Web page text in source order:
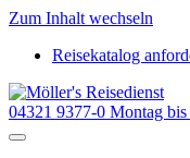
Zum Inhalt wechseln
Reisekatalog
04321 9377-0 Montag